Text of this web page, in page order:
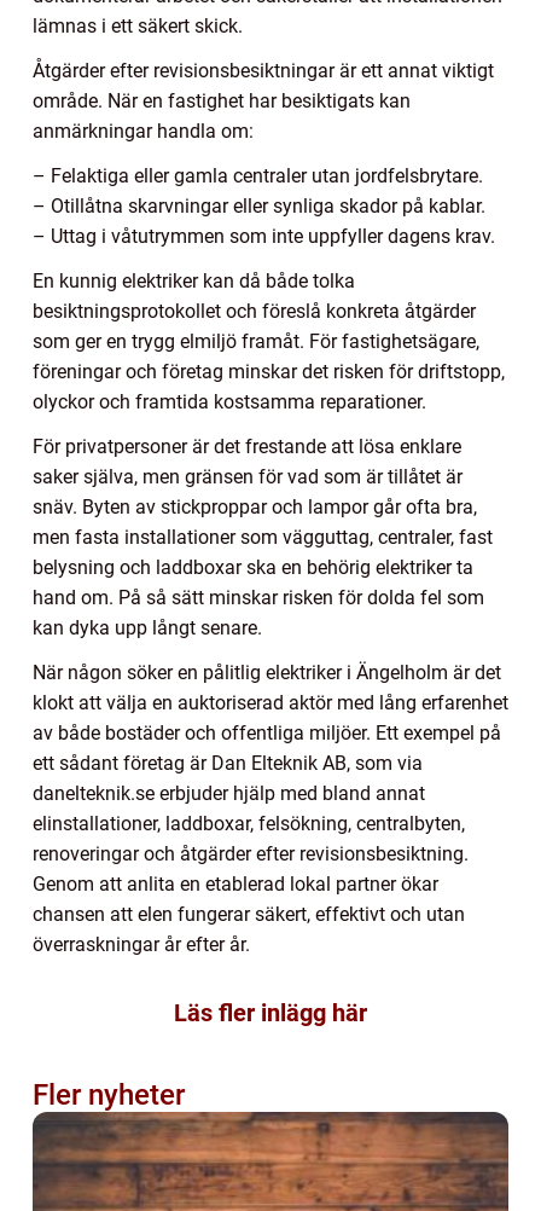
lämnas i ett säkert skick.
Åtgärder efter revisionsbesiktningar är ett annat viktigt
område. När en fastighet har besiktigats kan
anmärkningar handla om:
– Felaktiga eller gamla centraler utan jordfelsbrytare.
– Otillåtna skarvningar eller synliga skador på kablar.
– Uttag i våtutrymmen som inte uppfyller dagens krav.
En kunnig elektriker kan då både tolka
besiktningsprotokollet och föreslå konkreta åtgärder
som ger en trygg elmiljö framåt. För fastighetsägare,
föreningar och företag minskar det risken för driftstopp,
olyckor och framtida kostsamma reparationer.
För privatpersoner är det frestande att lösa enklare
saker själva, men gränsen för vad som är tillåtet är
snäv. Byten av stickproppar och lampor går ofta bra,
men fasta installationer som vägguttag, centraler, fast
belysning och laddboxar ska en behörig elektriker ta
hand om. På så sätt minskar risken för dolda fel som
kan dyka upp långt senare.
När någon söker en pålitlig elektriker i Ängelholm är det
klokt att välja en auktoriserad aktör med lång erfarenhet
av både bostäder och offentliga miljöer. Ett exempel på
ett sådant företag är Dan Elteknik AB, som via
danelteknik.se erbjuder hjälp med bland annat
elinstallationer, laddboxar, felsökning, centralbyten,
renoveringar och åtgärder efter revisionsbesiktning.
Genom att anlita en etablerad lokal partner ökar
chansen att elen fungerar säkert, effektivt och utan
överraskningar år efter år.
Läs fler inlägg här
Fler nyheter